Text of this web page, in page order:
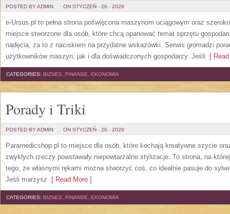
POSTED BY ADMIN ON STYCZEŃ - 26 - 2026
e-Ursus.pl to pełna strona poświęcona maszynom uciągowym oraz
miejsce stworzone dla osób, które chcą opanować temat sprzętu
nadęcia, za to z naciskiem na przydatne wskazówki. Serwis gromadzi
użytkowników maszyn, jak i dla doświadczonych gospodarzy. Jeśli [
CATEGORIES: BIZNES, FINANSE, EKONOMIA
Porady i Triki
POSTED BY ADMIN ON STYCZEŃ - 26 - 2026
Paramedicshop.pl to miejsce dla osób, które kochają kreatywne szycie
zwykłych rzeczy powstawały niepowtarzalne stylizacje. To strona, na
tego, że własnymi rękami można stworzyć coś, co idealnie pasuje do
Jeśli marzysz [ Read More ]
CATEGORIES: BIZNES, FINANSE, EKONOMIA